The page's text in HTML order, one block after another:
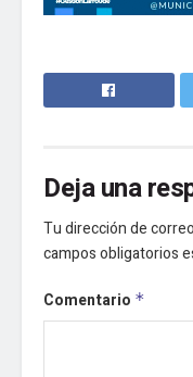
Deja una
Tu dirección de
campos obligatorios
Comentario *